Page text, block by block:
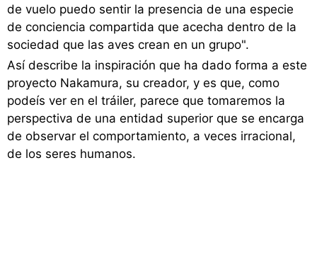
de vuelo puedo sentir la presencia de una especie
de conciencia compartida que acecha dentro de la
sociedad que las aves crean en un grupo".
Así describe la inspiración que ha dado forma a este
proyecto Nakamura, su creador, y es que, como
podeís ver en el tráiler, parece que tomaremos la
perspectiva de una entidad superior que se encarga
de observar el comportamiento, a veces irracional,
de los seres humanos.